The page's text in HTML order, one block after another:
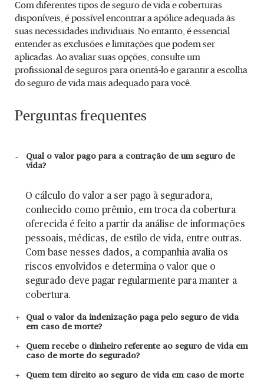
Com diferentes tipos de seguro de vida e coberturas
disponíveis, é possível encontrar a apólice adequada às
suas necessidades individuais. No entanto, é essencial
entender as exclusões e limitações que podem ser
aplicadas. Ao avaliar suas opções, consulte um
profissional de seguros para orientá-lo e garantir a escolha
do seguro de vida mais adequado para você.
Perguntas frequentes
Qual o valor pago para a contração de um seguro de
vida?
O cálculo do valor a ser pago à seguradora,
conhecido como prêmio, em troca da cobertura
oferecida é feito a partir da análise de informações
pessoais, médicas, de estilo de vida, entre outras.
Com base nesses dados, a companhia avalia os
riscos envolvidos e determina o valor que o
segurado deve pagar regularmente para manter a
cobertura.
Qual o valor da indenização paga pelo seguro de vida
em caso de morte?
Quem recebe o dinheiro referente ao seguro de vida em
caso de morte do segurado?
Quem tem direito ao seguro de vida em caso de morte